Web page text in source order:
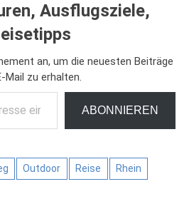
Ausflugsziele,
an, um die neuesten Beiträge
Mail zu erhalten.
ABONNIEREN
Outdoor Reise Rhein